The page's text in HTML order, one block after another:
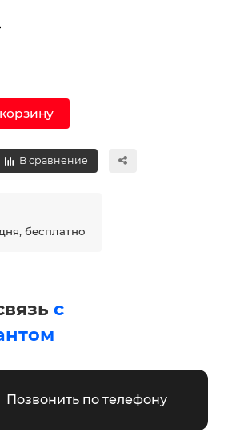
В сравнение
бесплатно
с
Позвонить по телефону